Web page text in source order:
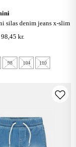
98,45 kr.
98 104 110